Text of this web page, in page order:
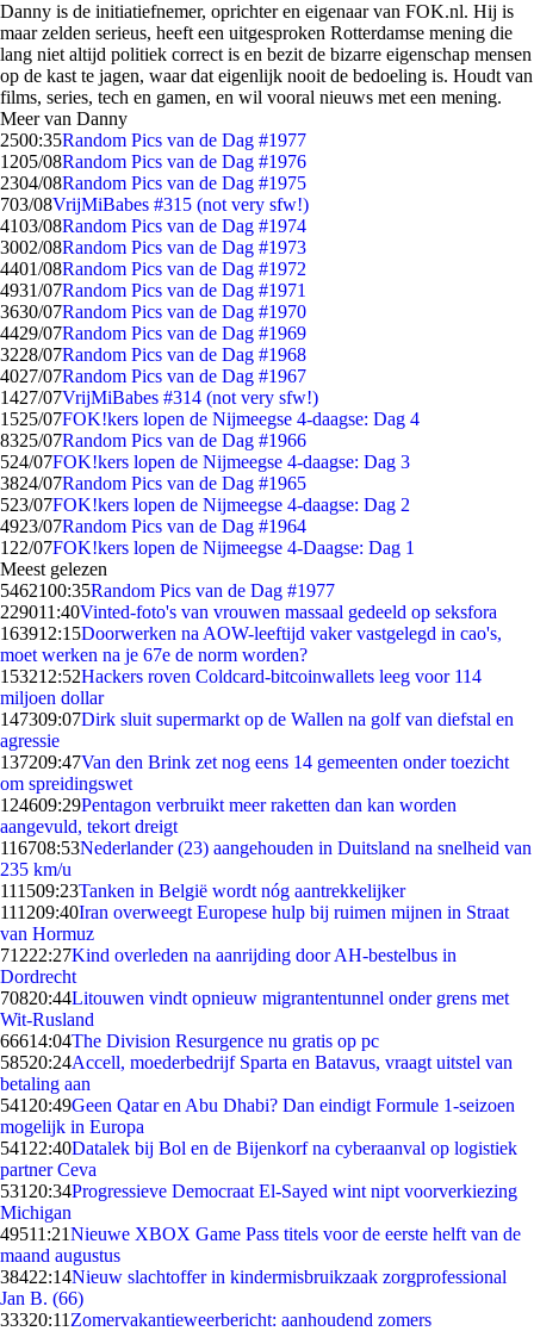
Danny is de initiatiefnemer, oprichter en eigenaar van FOK.nl. Hij is
maar zelden serieus, heeft een uitgesproken Rotterdamse mening die
lang niet altijd politiek correct is en bezit de bizarre eigenschap mensen
op de kast te jagen, waar dat eigenlijk nooit de bedoeling is. Houdt van
films, series, tech en gamen, en wil vooral nieuws met een mening.
Meer van Danny
2500:35Random Pics van de Dag #1977
1205/08Random Pics van de Dag #1976
2304/08Random Pics van de Dag #1975
703/08VrijMiBabes #315 (not very sfw!)
4103/08Random Pics van de Dag #1974
3002/08Random Pics van de Dag #1973
4401/08Random Pics van de Dag #1972
4931/07Random Pics van de Dag #1971
3630/07Random Pics van de Dag #1970
4429/07Random Pics van de Dag #1969
3228/07Random Pics van de Dag #1968
4027/07Random Pics van de Dag #1967
1427/07VrijMiBabes #314 (not very sfw!)
1525/07FOK!kers lopen de Nijmeegse 4-daagse: Dag 4
8325/07Random Pics van de Dag #1966
524/07FOK!kers lopen de Nijmeegse 4-daagse: Dag 3
3824/07Random Pics van de Dag #1965
523/07FOK!kers lopen de Nijmeegse 4-daagse: Dag 2
4923/07Random Pics van de Dag #1964
1 22/07FOK!kers lopen de Nijmeegse 4-Daagse: Dag 1
Meest gelezen
5462100:35Random Pics van de Dag #1977
229011:40Vinted-foto's van vrouwen massaal gedeeld op seksfora
163912:15Doorwerken na AOW-leeftijd vaker vastgelegd in cao's,
moet werken na je 67e de norm worden?
153212:52Hackers roven Coldcard-bitcoinwallets leeg voor 114
miljoen dollar
147309:07Dirk sluit supermarkt op de Wallen na golf van diefstal en
agressie
137209:47Van den Brink zet nog eens 14 gemeenten onder toezicht
om spreidingswet
124609:29Pentagon verbruikt meer raketten dan kan worden
aangevuld, tekort dreigt
116708:53Nederlander (23) aangehouden in Duitsland na snelheid van
235 km/u
111509:23Tanken in België wordt nóg aantrekkelijker
111209:40Iran overweegt Europese hulp bij ruimen mijnen in Straat
van Hormuz
71222:27Kind overleden na aanrijding door AH-bestelbus in
Dordrecht
70820:44Litouwen vindt opnieuw migrantentunnel onder grens met
Wit-Rusland
66614:04The Division Resurgence nu gratis op pc
58520:24Accell, moederbedrijf Sparta en Batavus, vraagt uitstel van
betaling aan
541 20:49Geen Qatar en Abu Dhabi? Dan eindigt Formule 1-seizoen
mogelijk in Europa
541 22:40Datalek bij Bol en de Bijenkorf na cyberaanval op logistiek
partner Ceva
531 20:34Progressieve Democraat El-Sayed wint nipt voorverkiezing
Michigan
49511:21Nieuwe XBOX Game Pass titels voor de eerste helft van de
maand augustus
38422:14Nieuw slachtoffer in kindermisbruikzaak zorgprofessional
Jan B. (66)
33320:11 Zomervakantieweerbericht: aanhoudend zomers